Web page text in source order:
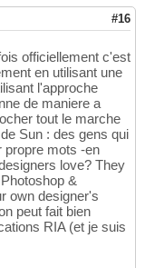
#16
officiellement c'est
en utilisant une
l'approche
de maniere a
tout le marche
Sun : des gens qui
propre mots -en
love? They
&
own designer's
peut fait bien
RIA (et je suis